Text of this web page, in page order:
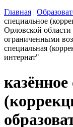
Главная |
специальное
Орловской
ограниченными
специальная
интернат"